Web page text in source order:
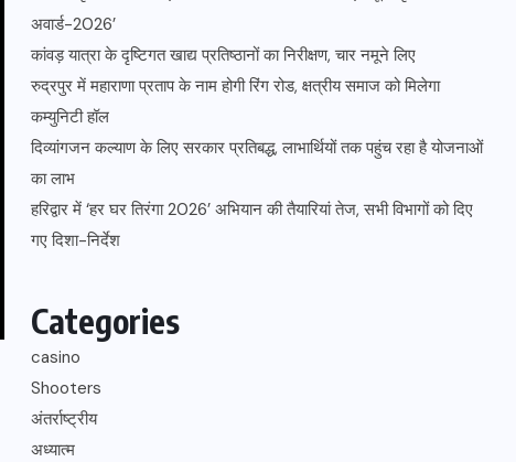
अवार्ड-2026’
कांवड़ यात्रा के दृष्टिगत खाद्य प्रतिष्ठानों का निरीक्षण, चार नमूने लिए
रुद्रपुर में महाराणा प्रताप के नाम होगी रिंग रोड, क्षत्रीय समाज को मिलेगा
कम्युनिटी हॉल
दिव्यांगजन कल्याण के लिए सरकार प्रतिबद्ध, लाभार्थियों तक पहुंच रहा है योजनाओं
का लाभ
हरिद्वार में ‘हर घर तिरंगा 2026’ अभियान की तैयारियां तेज, सभी विभागों को दिए
गए दिशा-निर्देश
Categories
casino
Shooters
अंतर्राष्ट्रीय
अध्यात्म